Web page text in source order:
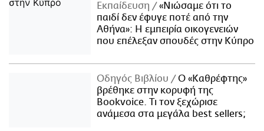
Εκπαίδευση
«Νιώσαμε ότι το
παιδί δεν έφυγε ποτέ από την
Αθήνα»: Η εμπειρία οικογενειών
που επέλεξαν σπουδές στην Κύπρο
Οδηγός Βιβλίου
Ο «Καθρέφτης»
βρέθηκε στην κορυφή της
Bookvoice. Τι τον ξεχώρισε
ανάμεσα στα μεγάλα best sellers;